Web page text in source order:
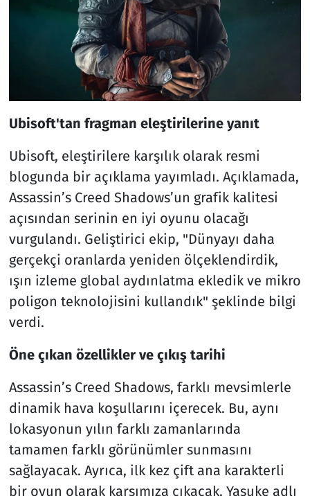
Ubisoft'tan fragman eleştirilerine yanıt
Ubisoft, eleştirilere karşılık olarak resmi
blogunda bir açıklama yayımladı. Açıklamada,
Assassin’s Creed Shadows’un grafik kalitesi
açısından serinin en iyi oyunu olacağı
vurgulandı. Geliştirici ekip, "Dünyayı daha
gerçekçi oranlarda yeniden ölçeklendirdik,
ışın izleme global aydınlatma ekledik ve mikro
poligon teknolojisini kullandık" şeklinde bilgi
verdi.
Öne çıkan özellikler ve çıkış tarihi
Assassin’s Creed Shadows, farklı mevsimlerle
dinamik hava koşullarını içerecek. Bu, aynı
lokasyonun yılın farklı zamanlarında
tamamen farklı görünümler sunmasını
sağlayacak. Ayrıca, ilk kez çift ana karakterli
bir oyun olarak karşımıza çıkacak. Yasuke adlı